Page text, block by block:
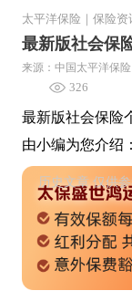
太平洋保险 保险资
最新版社会保
来源：中国太平洋保
326
最新版社会保险
由小编为您介绍：